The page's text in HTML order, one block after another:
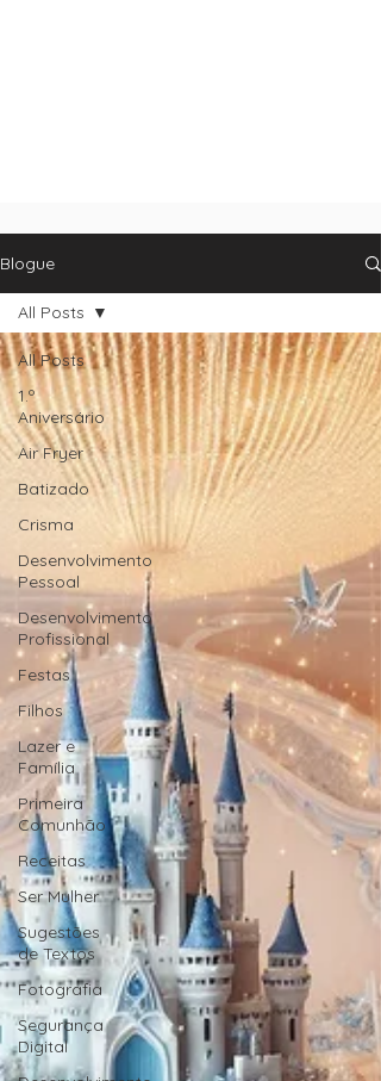
Blogue
All Posts
1.º
Aniversário
Air Fryer
Batizado
Crisma
Desenvolvimento
Pessoal
Desenvolvimento
Profissional
Festas
Filhos
Lazer e
Família
Primeira
Comunhão
Receitas
Ser Mulher
Sugestões
de Textos
Fotografia
Segurança
Digital
All Posts